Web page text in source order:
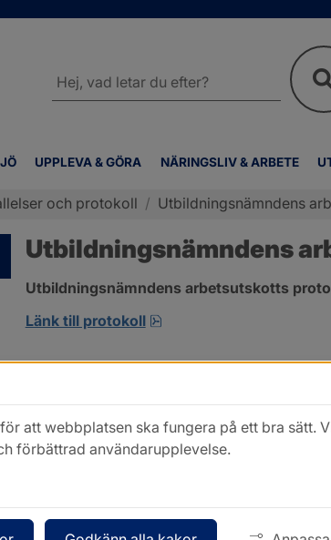
UPPLEVA & GÖRA NÄRINGSLIV & ARBETE
webbplatsen
och protokoll / Utbildningsnämndens
Utbildningsnämndens
Utbildningsnämndens arbetsutskotts
Länk till protokoll
pdf, 167.8 kB, öppnas i
att webbplatsen ska fungera på ett bra sätt.
förbättrad användarupplevelse.